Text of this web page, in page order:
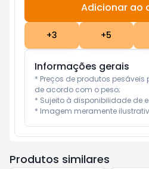
Adicionar ao
+3 +5
Informações gerais
* Preços de produtos
de acordo com o peso;
* Sujeito à disponibilidade de
* Imagem meramente
Produtos similares